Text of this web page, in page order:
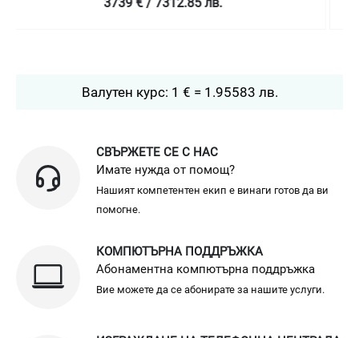
Валутен курс: 1 € = 1.95583 лв.
СВЪРЖЕТЕ СЕ С НАС
Имате нужда от помощ?
Нашият компетентен екип е винаги готов да ви
помогне.
КОМПЮТЪРНА ПОДДРЪЖКА
Абонаментна компютърна поддръжка
Вие можете да се абонирате за нашите услуги.